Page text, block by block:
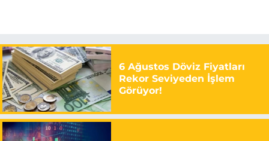
6 Ağustos Döviz Fiyatları
Rekor Seviyeden İşlem
Görüyor!